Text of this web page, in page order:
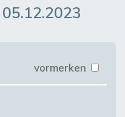
vormerken